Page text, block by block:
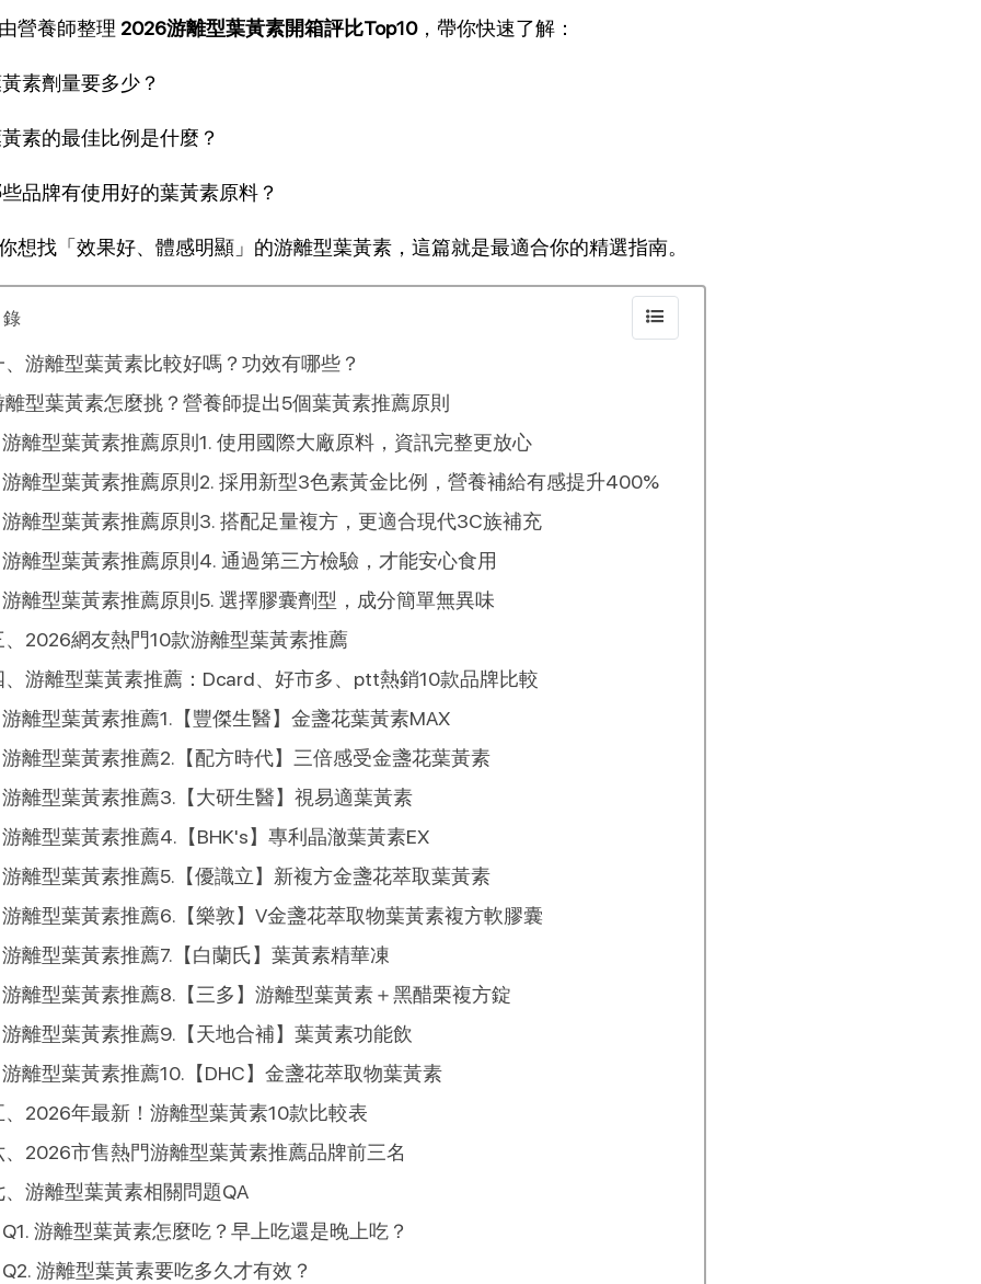
營養師整理 2026游離型葉黃素開箱評比Top10，帶你快速了解：
素劑量要多少？
素的最佳比例是什麼？
品牌有使用好的葉黃素原料？
想找「效果好、體感明顯」的游離型葉黃素，這篇就是最適合你的精選指南。
、游離型葉黃素比較好嗎？功效有哪些？
離型葉黃素怎麼挑？營養師提出5個葉黃素推薦原則
游離型葉黃素推薦原則1. 使用國際大廠原料，資訊完整更放心
游離型葉黃素推薦原則2. 採用新型3色素黃金比例，營養補給有感提升400%
游離型葉黃素推薦原則3. 搭配足量複方，更適合現代3C族補充
游離型葉黃素推薦原則4. 通過第三方檢驗，才能安心食用
游離型葉黃素推薦原則5. 選擇膠囊劑型，成分簡單無異味
、2026網友熱門10款游離型葉黃素推薦
、游離型葉黃素推薦：Dcard、好市多、ptt熱銷10款品牌比較
游離型葉黃素推薦1.【豐傑生醫】金盞花葉黃素MAX
游離型葉黃素推薦2.【配方時代】三倍感受金盞花葉黃素
游離型葉黃素推薦3.【大研生醫】視易適葉黃素
游離型葉黃素推薦4.【BHK's】專利晶澈葉黃素EX
游離型葉黃素推薦5.【優識立】新複方金盞花萃取葉黃素
游離型葉黃素推薦6.【樂敦】V金盞花萃取物葉黃素複方軟膠囊
游離型葉黃素推薦7.【白蘭氏】葉黃素精華凍
游離型葉黃素推薦8.【三多】游離型葉黃素＋黑醋栗複方錠
游離型葉黃素推薦9.【天地合補】葉黃素功能飲
游離型葉黃素推薦10.【DHC】金盞花萃取物葉黃素
、2026年最新！游離型葉黃素10款比較表
、2026市售熱門游離型葉黃素推薦品牌前三名
、游離型葉黃素相關問題QA
Q1. 游離型葉黃素怎麼吃？早上吃還是晚上吃？
Q2. 游離型葉黃素要吃多久才有效？